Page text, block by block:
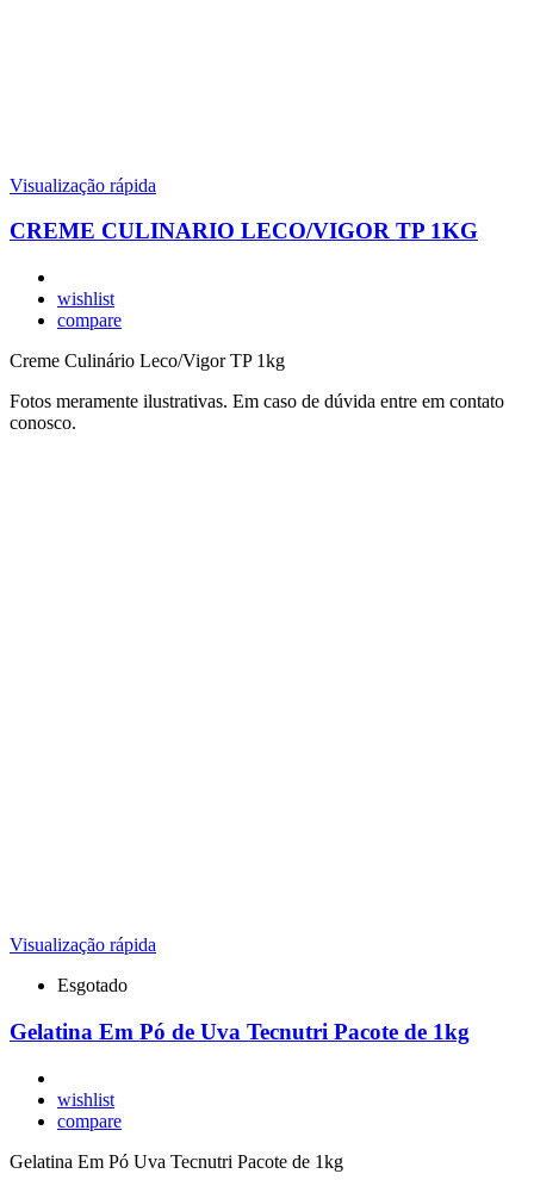
Visualização rápida
CREME CULINARIO LECO/VIGOR TP 1KG
wishlist
compare
Creme Culinário Leco/Vigor TP 1kg
Fotos meramente ilustrativas. Em caso de dúvida entre em contato
conosco.
Visualização rápida
Esgotado
Gelatina Em Pó de Uva Tecnutri Pacote de 1kg
wishlist
compare
Gelatina Em Pó Uva Tecnutri Pacote de 1kg